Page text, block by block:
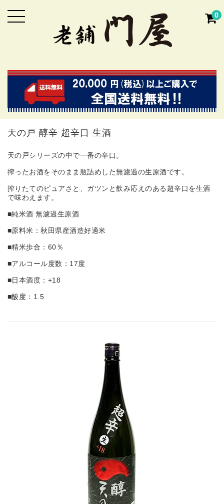
0
天の戸 醇辛 超辛口 生酒
天の戸シリーズの中で一番の辛口。
搾ったお酒をそのまま瓶詰めした無濾過の生原酒です。
搾りたてのピュアさと、ガツンと飲み応えのある超辛口を生酒
で味わえます。
■純米酒 無濾過生原酒
■原料米：秋田県産酒造好適米
■精米歩合：60％
■アルコール度数：17度
■日本酒度：+18
■酸度：1.5